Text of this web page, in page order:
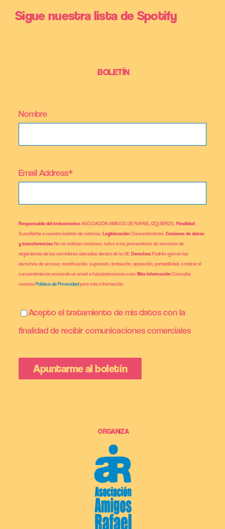
Sigue nuestra lista de Spotify
BOLETÍN
Nombre
Email Address*
Responsable del tratamiento: ASOCIACIÓN AMIGOS DE RAFAEL IZQUIERDO.Finalidad:
Suscribirte a nuestro boletín de noticias.Legitimación: Consentimiento.Cesiones de datos
y transferencias: No se realizan cesiones, salvo a los proveedores de servicios de
alojamiento de los servidores ubicados dentro de la UE.Derechos: Podrás ejercer los
derechos de acceso, rectificación, supresión, limitación, oposición, portabilidad, o retirar el
consentimiento enviando un email a hola@ebrovision.com.Más información: Consulta
nuestraPolítica de Privacidadpara más información.
Acepto el tratamiento de mis datos con la
finalidad de recibir comunicaciones comerciales
ORGANIZA